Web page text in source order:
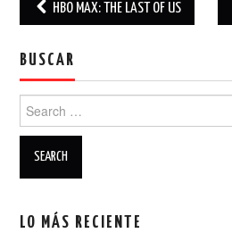
HBO MAX: THE LAST OF US
BUSCAR
Search for:
LO MÁS RECIENTE